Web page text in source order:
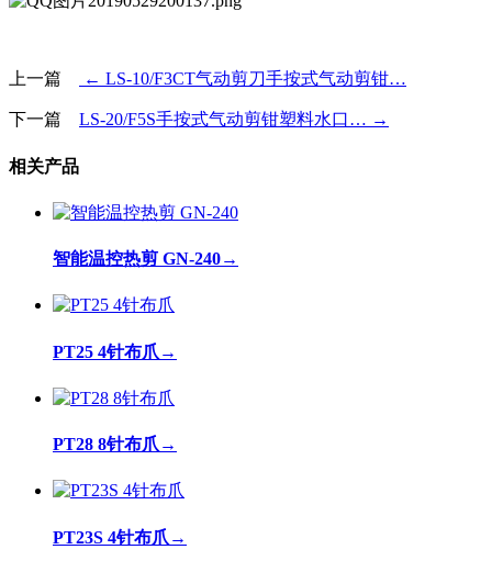
上一篇 ← LS-10/F3CT气动剪刀手按式气动剪钳…
下一篇 LS-20/F5S手按式气动剪钳塑料水口… →
相关产品
智能温控热剪 GN-240→
PT25 4针布爪 →
PT28 8针布爪 →
PT23S 4针布爪 →